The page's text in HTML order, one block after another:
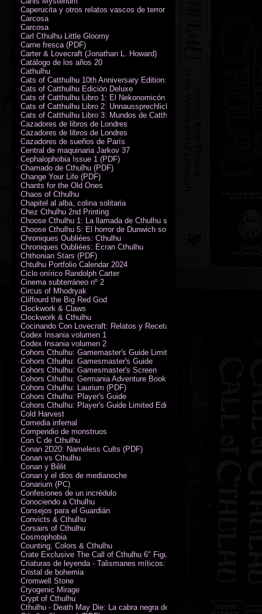
Caperucita y otros relatos vascos de terror (M. Rodríguez)
Carcosa
Carcosa
Carl Cthulhu Little Gloomy
Carne fresca (PDF)
Carter & Lovecraft (Jonathan L. Howard)
Catálogo de los años 20
Cathulhu
Cats of Catthulhu 10th Anniversary Edition: Quick Start Rules
Cats of Catthulhu Edición Deluxe
Cats of Catthulhu Libro 1: El Nekonomicón
Cats of Catthulhu Libro 2: Unnaussprechlichen Katzen
Cats of Catthulhu Libro 3: Mundos de Catthulhu
Cazadores de libros de Londres
Cazadores de libros de Londres
Cazadores de sueños de París
Central de maquinaria Jarkov 37
Cephalophobia Issue 1 (PDF)
Chamado de Cthulhu (PDF)
Change Your Life (PDF)
Chants for the Old Ones
Chaos of Cthulhu
Chapitel al alba, colina solitaria
Chez Cthulhu 2nd Printing
Choose Cthulhu 1: La llamada de Cthulhu softcover
Choose Cthulhu 5: El horror de Dunwich softcover
Chroniques Oubliées: Cthulhu
Chroniques Oubliées: Écran Cthulhu
Chthonian Stars (PDF)
Chtulhu Portfolio Calendar 2024
Ciclo onírico Randolph Carter
Cinema subterráneo nº 2
Circus of Mhodryak
Cliffourd the Big Red God
Clockwork & Claws
Clockwork & Cthulhu
Cocinando Con Lovecraft: Relatos y Recetas de Humor Sobrenatural
Codex Insania volumen 1
Codex Insania volumen 2
Cohors Cthulhu: Gamemaster's Guide Limited Edition
Cohors Cthulhu: Gamesmaster's Guide
Cohors Cthulhu: Gamesmaster's Screen
Cohors Cthulhu: Germania Adventure Book
Cohors Cthulhu: Laurium (PDF)
Cohors Cthulhu: Player's Guide
Cohors Cthulhu: Player's Guide Limited Edition
Cold Harvest
Comedia infernal
Compendio de monstruos
Con C de Cthulhu
Conan 2D20: Nameless Cults (PDF)
Conan vs Cthulhu
Conan y Bêlit
Conan y el dios de medianoche
Conarium (PC)
Confesiones de un incrédulo
Conociendo a Cthulhu
Consejos para el Guardián
Convicts & Cthulhu
Corsairs of Cthulhu
Cosmophobia
Counting, Colors & Cthulhu
Crate Exclusive The Call of Cthulhu 6" Figure von Austin James
Criaturas de leyenda - Talismanes míticos: Símbolo arcano
Cristal de bohemia
Cromwell Stone
Cryogenic Mirage
Crypt of Cthulhu
Cthulhu - Death May Die: La cabra negra de los bosques